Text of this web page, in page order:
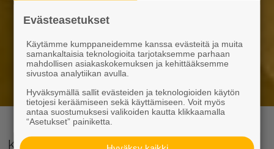
Kun rakenteilta vaaditaan
Evästeasetukset
Käytämme kumppaneidemme kanssa evästeitä ja muita
samankaltaisia teknologioita tarjotaksemme parhaan
mahdollisen asiakaskokemuksen ja kehittääksemme
sivustoa analytiikan avulla.
Hyväksymällä sallit evästeiden ja teknologioiden käytön
tietojesi keräämiseen sekä käyttämiseen. Voit myös
antaa suostumuksesi valikoiden kautta klikkaamalla
“Asetukset” painiketta.